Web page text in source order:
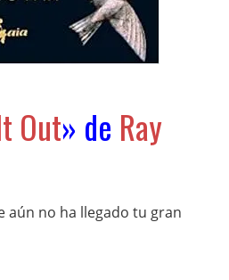
Out» de Ray
aún no ha llegado tu gran